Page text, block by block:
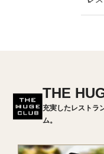
THE
充実したレストラ
ム。